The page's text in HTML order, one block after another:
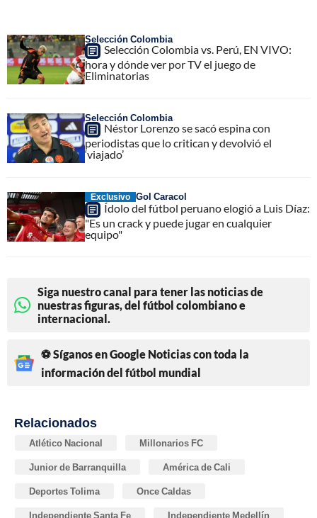
Selección Colombia
Selección Colombia vs. Perú, EN VIVO:
hora y dónde ver por TV el juego de
Eliminatorias
Selección Colombia
Néstor Lorenzo se sacó espina con
periodistas que lo critican y devolvió el
‘viajado’
Exclusivo Gol Caracol
Ídolo del fútbol peruano elogió a Luis Díaz:
"Es un crack y puede jugar en cualquier
equipo"
Siga nuestro canal para tener las noticias de
nuestras figuras, del fútbol colombiano e
internacional.
⚽ Síganos en Google Noticias con toda la
información del fútbol mundial
Relacionados
Atlético Nacional Millonarios FC
Junior de Barranquilla América de Cali
Deportes Tolima Once Caldas
Independiente Santa Fe Independiente Medellín